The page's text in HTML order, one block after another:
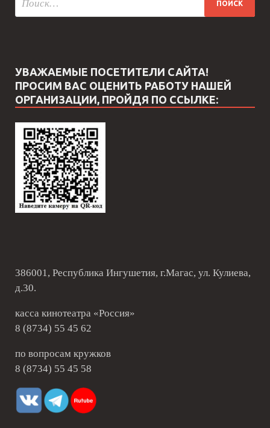
УВАЖАЕМЫЕ ПОСЕТИТЕЛИ САЙТА!
ПРОСИМ ВАС ОЦЕНИТЬ РАБОТУ НАШЕЙ
ОРГАНИЗАЦИИ, ПРОЙДЯ ПО ССЫЛКЕ:
386001, Республика Ингушетия, г.Магас, ул. Кулиева,
д.30.
касса кинотеатра «Россия»
8 (8734) 55 45 62
по вопросам кружков
8 (8734) 55 45 58